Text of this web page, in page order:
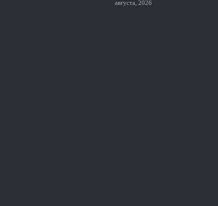
августа, 2026